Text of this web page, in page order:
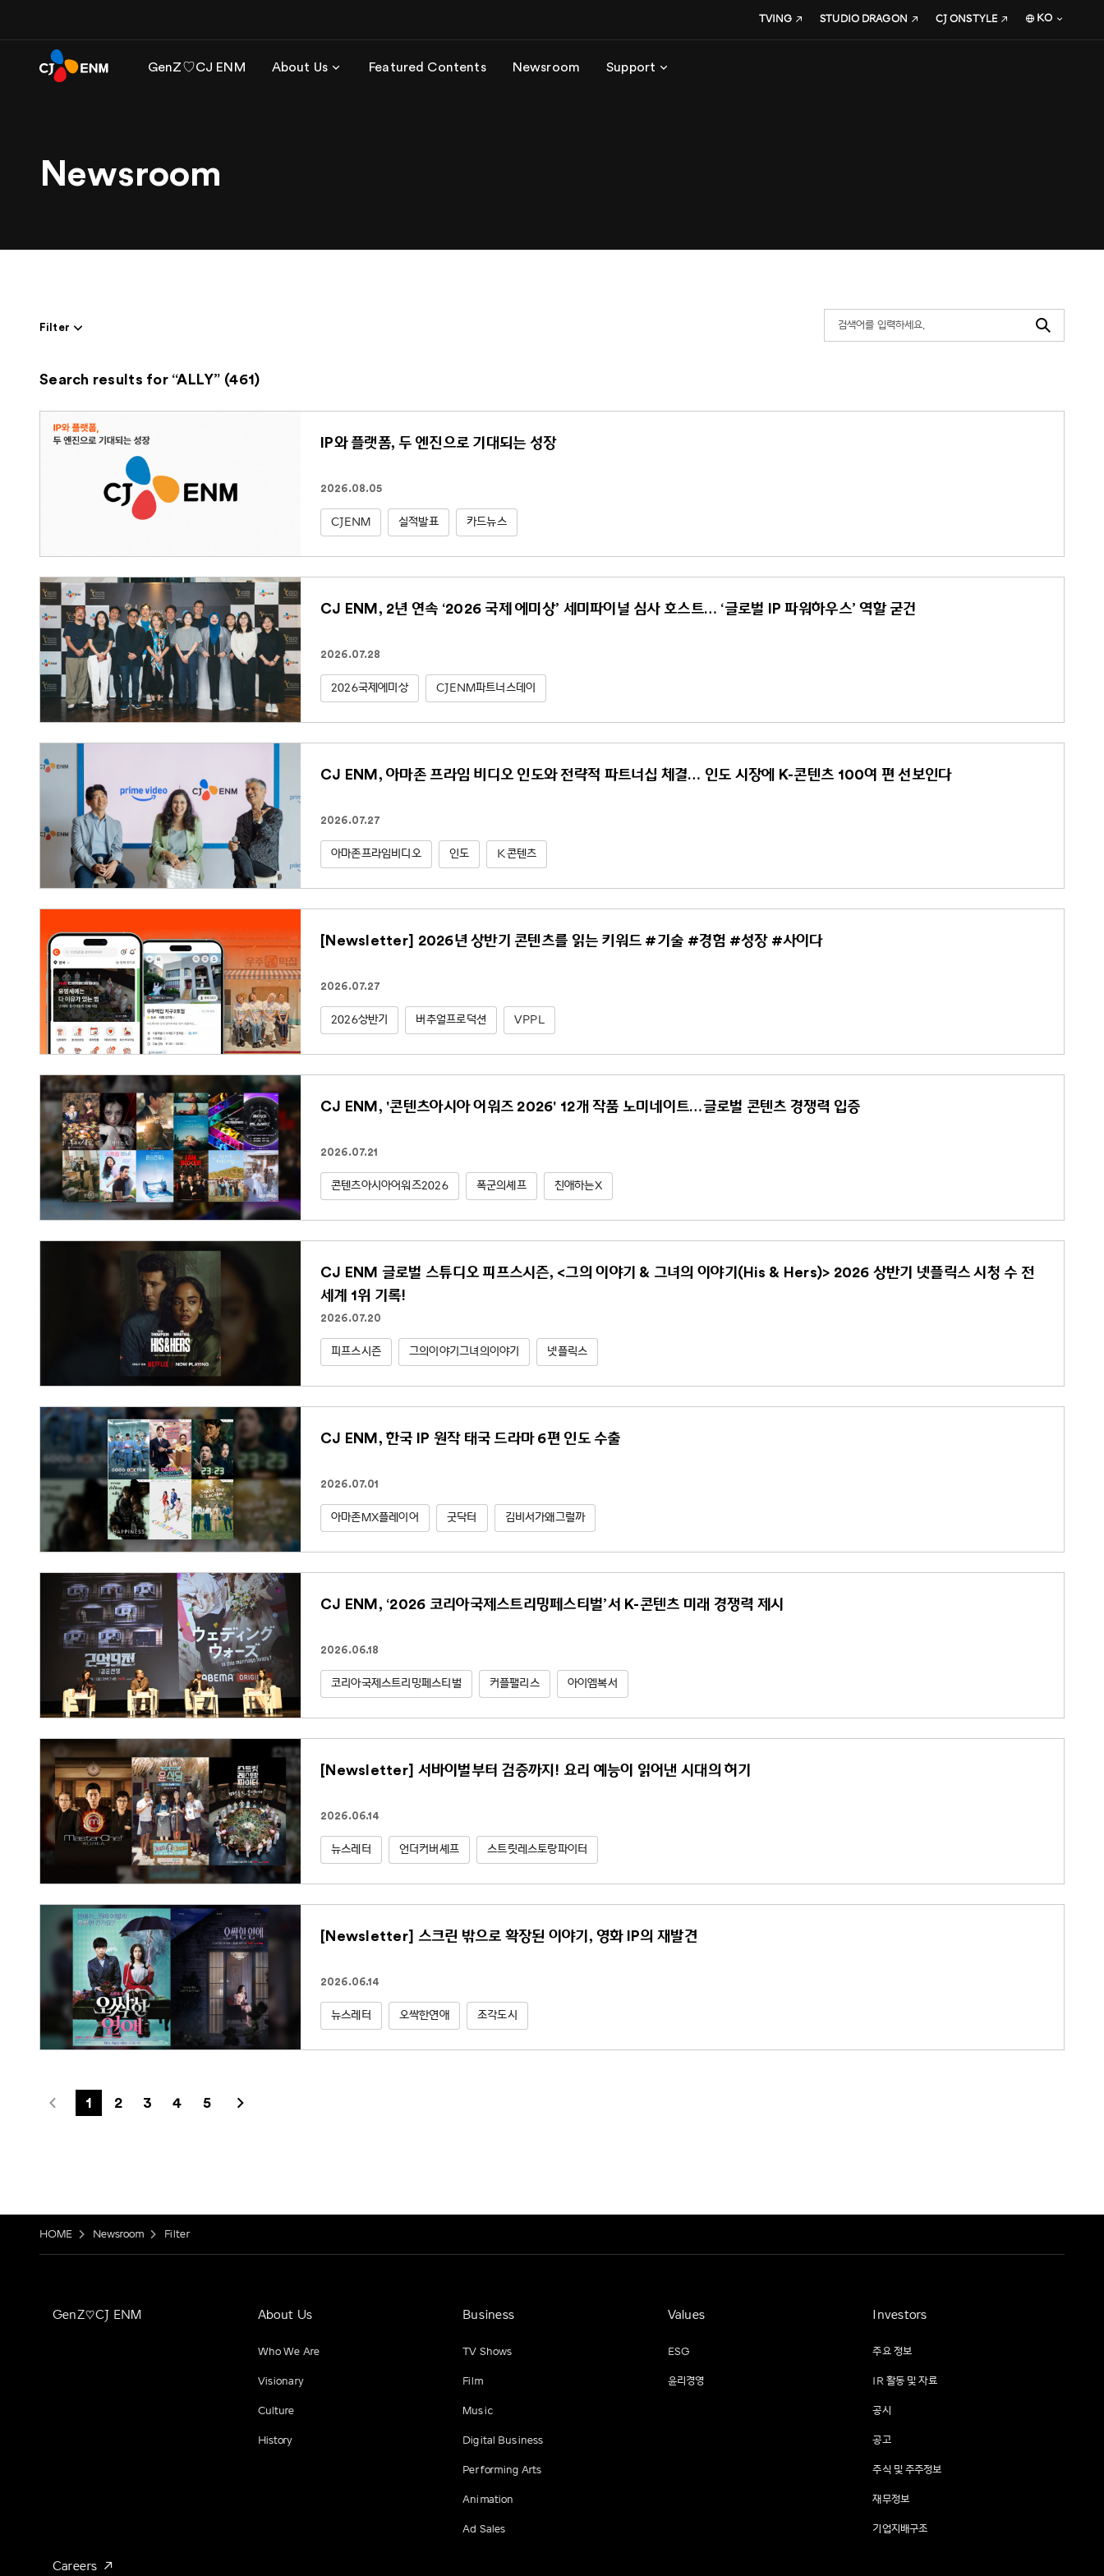
GenZ♡CJ ENM About Us Featured Contents Newsroom Support
TVING STUDIO DRAGON CJ ONSTYLE KO
Newsroom
Search
Filter
Search results for “ALLY” (461)
IP와 플랫폼, 두 엔진으로 기대되는 성장
2026.08.05
CJENM 실적발표 카드뉴스
CJ ENM, 2년 연속 ‘2026 국제 에미상’ 세미파이널 심사 호스트… ‘글로벌 IP 파워하우스’ 역할 굳건
2026.07.28
2026국제에미상 CJENM파트너스데이
CJ ENM, 아마존 프라임 비디오 인도와 전략적 파트너십 체결… 인도 시장에 K-콘텐츠 100여 편 선보인다
2026.07.27
아마존프라임비디오 인도 K콘텐츠
[Newsletter] 2026년 상반기 콘텐츠를 읽는 키워드 #기술 #경험 #성장 #사이다
2026.07.27
2026상반기 버추얼프로덕션 VPPL
CJ ENM, '콘텐츠아시아 어워즈 2026' 12개 작품 노미네이트…글로벌 콘텐츠 경쟁력 입증
2026.07.21
콘텐츠아시아어워즈2026 폭군의셰프 친애하는X
CJ ENM 글로벌 스튜디오 피프스시즌, <그의 이야기 & 그녀의 이야기(His & Hers)> 2026 상반기 넷플릭스 시청 수 전
세계 1위 기록!
2026.07.20
피프스시즌 그의이야기그녀의이야기 넷플릭스
CJ ENM, 한국 IP 원작 태국 드라마 6편 인도 수출
2026.07.01
아마존MX플레이어 굿닥터 김비서가왜그럴까
CJ ENM, ‘2026 코리아국제스트리밍페스티벌’서 K-콘텐츠 미래 경쟁력 제시
2026.06.18
코리아국제스트리밍페스티벌 커플팰리스 아이엠복서
[Newsletter] 서바이벌부터 검증까지! 요리 예능이 읽어낸 시대의 허기
2026.06.14
뉴스레터 언더커버셰프 스트릿레스토랑파이터
[Newsletter] 스크린 밖으로 확장된 이야기, 영화 IP의 재발견
2026.06.14
뉴스레터 오싹한연애 조각도시
1 2 3 4 5
HOME Newsroom Filter
GenZ♡CJ ENM About Us
Who We Are
Visionary
Culture
History
Business
TV Shows
Film
Music
Digital Business
Performing Arts
Animation
Ad Sales
Values
ESG
윤리경영
Investors
주요 정보
IR 활동 및 자료
공시
공고
주식 및 주주정보
재무정보
기업지배구조
Careers